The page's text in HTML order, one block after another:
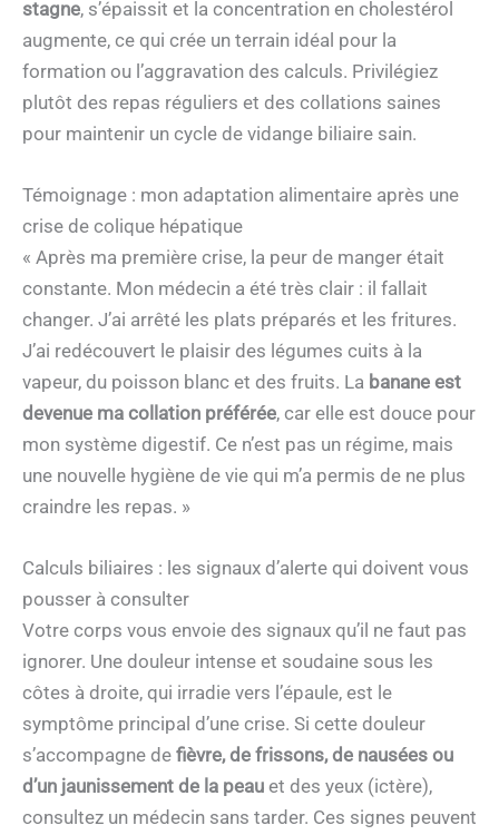
stagne, s’épaissit et la concentration en cholestérol
augmente, ce qui crée un terrain idéal pour la
formation ou l’aggravation des calculs. Privilégiez
plutôt des repas réguliers et des collations saines
pour maintenir un cycle de vidange biliaire sain.
Témoignage : mon adaptation alimentaire après une
crise de colique hépatique
« Après ma première crise, la peur de manger était
constante. Mon médecin a été très clair : il fallait
changer. J’ai arrêté les plats préparés et les fritures.
J’ai redécouvert le plaisir des légumes cuits à la
vapeur, du poisson blanc et des fruits. La banane est
devenue ma collation préférée, car elle est douce pour
mon système digestif. Ce n’est pas un régime, mais
une nouvelle hygiène de vie qui m’a permis de ne plus
craindre les repas. »
Calculs biliaires : les signaux d’alerte qui doivent vous
pousser à consulter
Votre corps vous envoie des signaux qu’il ne faut pas
ignorer. Une douleur intense et soudaine sous les
côtes à droite, qui irradie vers l’épaule, est le
symptôme principal d’une crise. Si cette douleur
s’accompagne de fièvre, de frissons, de nausées ou
d’un jaunissement de la peau et des yeux (ictère),
consultez un médecin sans tarder. Ces signes peuvent